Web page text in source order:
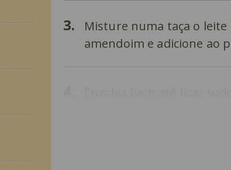
3.
Misture numa taça o leite
amendoim e adicione ao
Envolva bem até ficar